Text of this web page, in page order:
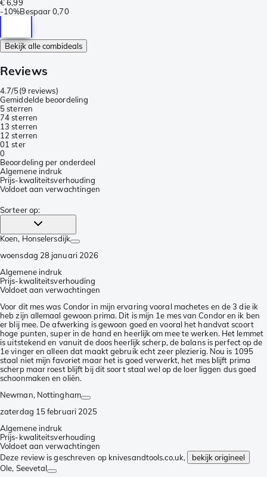
€ 6,99
-10%Bespaar 0,70
Bekijk alle combideals
Reviews
4.7/5(9 reviews)
Gemiddelde beoordeling
5 sterren
74 sterren
13 sterren
1 2 sterren
01 ster
0
Beoordeling per onderdeel
Algemene indruk
Prijs-kwaliteitsverhouding
Voldoet aan verwachtingen
Sorteer op:
Koen, Honselersdijk
woensdag 28 januari 2026
Algemene indruk
Prijs-kwaliteitsverhouding
Voldoet aan verwachtingen
Voor dit mes was Condor in mijn ervaring vooral machetes en de 3 die ik
heb zijn allemaal gewoon prima. Dit is mijn 1e mes van Condor en ik ben
er blij mee. De afwerking is gewoon goed en vooral het handvat scoort
hoge punten, super in de hand en heerlijk om mee te werken. Het lemmet
is uitstekend en vanuit de doos heerlijk scherp, de balans is perfect op de
1e vinger en alleen dat maakt gebruik echt zeer plezierig. Nou is 1095
staal niet mijn favoriet maar het is goed verwerkt, het mes blijft prima
scherp maar roest blijft bij dit soort staal wel op de loer liggen dus goed
schoonmaken en oliën.
Newman, Nottingham
zaterdag 15 februari 2025
Algemene indruk
Prijs-kwaliteitsverhouding
Voldoet aan verwachtingen
Deze review is geschreven op knivesandtools.co.uk,
bekijk origineel
Ole, Seevetal